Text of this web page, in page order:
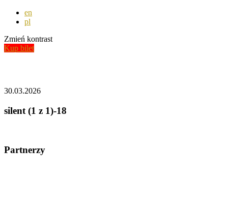
en
pl
Zmień kontrast
Kup bilet
30.03.2026
silent (1 z 1)-18
Partnerzy